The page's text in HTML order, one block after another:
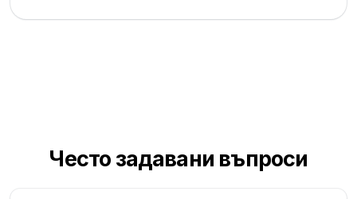
Често задавани въпроси